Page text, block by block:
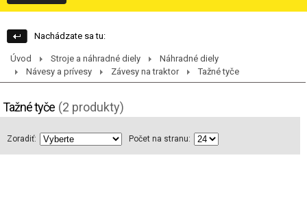
Nachádzate sa tu:
Úvod Stroje a náhradné diely
Náhradné diely
Návesy a prívesy
Závesy na traktor Tažné tyče
Tažné tyče (2 produkty)
Zoradiť: Počet na stranu: